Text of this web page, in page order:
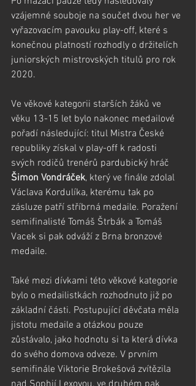
vzájemné souboje na součet dvou her ve
vyřazovacím pavouku play-off, které s
konečnou platností rozhodly o držitelích
juniorských mistrovských titulů pro rok
2020.
Ve věkové kategorii starších žáků ve
věku 13-15 let bylo nakonec medailové
pořadí následující: titul Mistra České
republiky získal v play-off k radosti
svých rodičů trenérů pardubický hráč
Šimon Vondráček, který ve finále zdolal
Václava Kordulíka, kterému tak po
zásluze patří stříbrná medaile. Poražení
semifinalisté Tomáš Štrbák a Tomáš
Vacek si pak odváží z Brna bronzové
medaile.
Také mezi dívkami této věkové kategorie
bylo o medailistkách rozhodnuto již po
základní části. Postupující děvčata měla
jistotu medaile a otázkou pouze
zůstávalo, jako hodnotu si ta která dívka
do svého domova odveze. V prvním
semifinále Viktorie Brokešová zvítězila